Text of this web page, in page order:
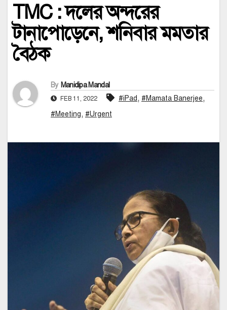
TMC : দলের অন্দরের
টানাপোড়েনে, শনিবার মমতার
বৈঠক
By Manidipa Mandal
FEB 11, 2022 #iPad, #Mamata Banerjee,
#Meeting, #Urgent